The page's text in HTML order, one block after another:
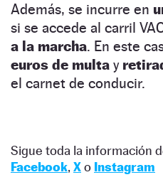
Además, se incurre en
si se accede al carril
a la marcha. En este
euros de multa y
el carnet de conducir.
Sigue toda la información
Facebook, Xo Instagram